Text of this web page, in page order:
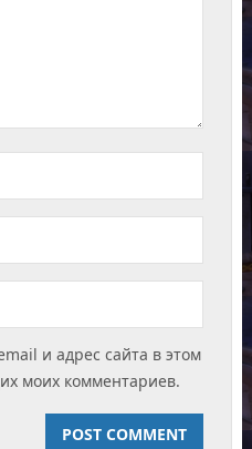
и адрес сайта в этом
моих комментариев.